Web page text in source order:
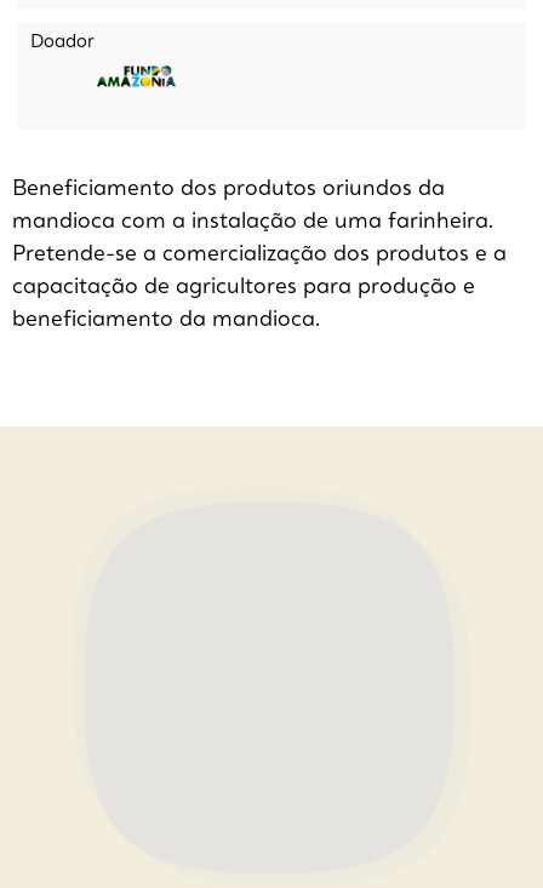
Doador
Beneficiamento dos produtos oriundos da
mandioca com a instalação de uma farinheira.
Pretende-se a comercialização dos produtos e a
capacitação de agricultores para produção e
beneficiamento da mandioca.